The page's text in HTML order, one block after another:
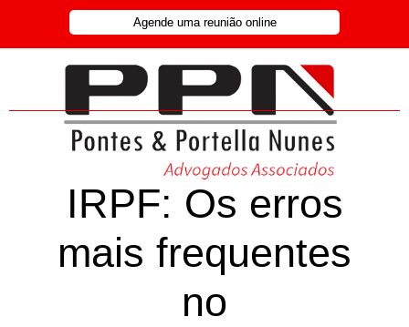
Agende uma reunião online
IRPF: Os erros
mais frequentes
no